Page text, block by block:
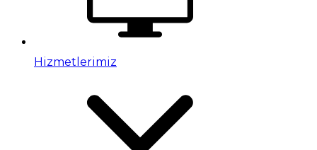
Hizmetlerimiz